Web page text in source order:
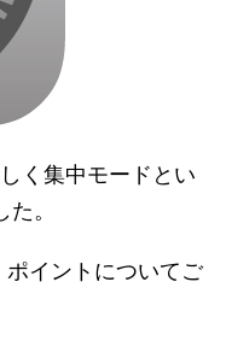
く集中モードとい
。
イントについてご